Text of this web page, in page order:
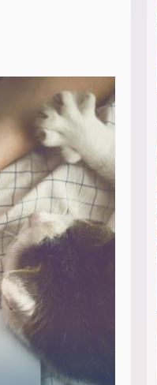
20 seriöse
und Geld verdienen